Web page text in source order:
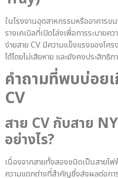
ในโรงงานอุตสาหกรรมหรืออาคาร
รางเคเบิลที่เปิดโล่งเพื่อการระบาย
ง่ายสาย CV มีความแข็งแรงของโคร
ได้โดยไม่เสียหาย และยังคงประสิทธิ
คำถามที่พบบ่อย
CV
สาย CVกับสาย
อย่างไร?
เนื่องจากสายทั้งสองชนิดเป็นสายไ
ความแตกต่างที่สำคัญซึ่งส่งผลต่อกา